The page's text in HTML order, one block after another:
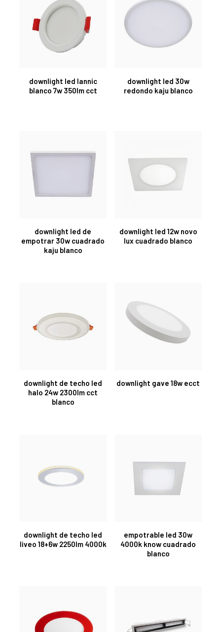
downlight led lannic
blanco 7w 350lm cct
downlight led 30w
redondo kaju blanco
downlight led de
empotrar 30w cuadrado
kaju blanco
downlight led 12w novo
lux cuadrado blanco
downlight de techo led
halo 24w 2300lm cct
blanco
downlight gave 18w ecct
downlight de techo led
liveo 18+6w 2250lm 4000k
empotrable led 30w
4000k know cuadrado
blanco